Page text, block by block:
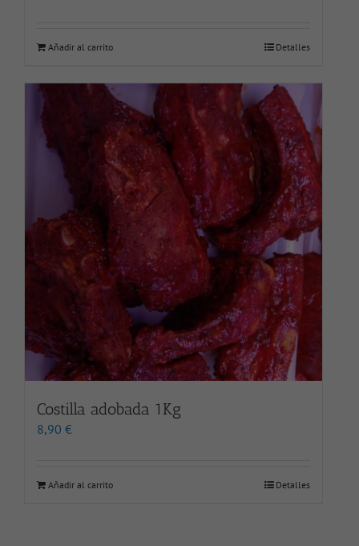
Añadir al carrito Detalles
Costilla adobada 1Kg
8,90 €
Añadir al carrito Detalles